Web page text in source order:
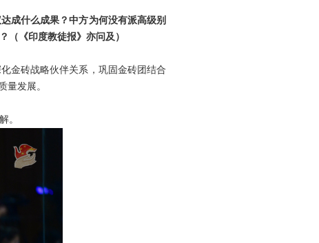
成什么成果？中方为何没有派高级别
（《印度教徒报》亦问及）
金砖战略伙伴关系，巩固金砖团结合
量发展。
。